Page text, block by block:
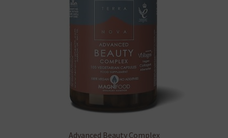
Advanced Beauty Complex